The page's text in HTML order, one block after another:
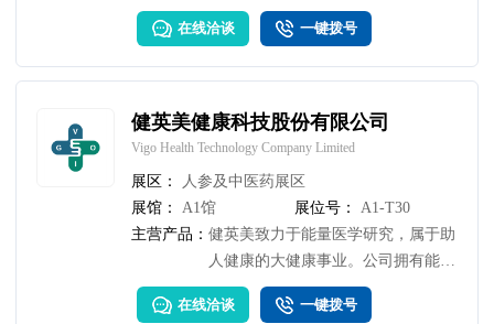
（糖尿病足改善、改善淋巴水肿等）
3、台北诊所：美亚内在抗衰老促进
方案（退化性关节炎、巴金森式症
在线洽谈 一键拨号
健英美健康科技股份有限公司
Vigo Health Technology Company Limited
展区：
人参及中医药展区
展馆：
A1馆 展位号：
A1-T30
主营产品：健英美致力于能量医学研究，属于助
人健康的大健康事业。公司拥有能量
整合独门技术，成功整合五种对人体
有益的物理能量(光磁电热负离子)于
在线洽谈 一键拨号